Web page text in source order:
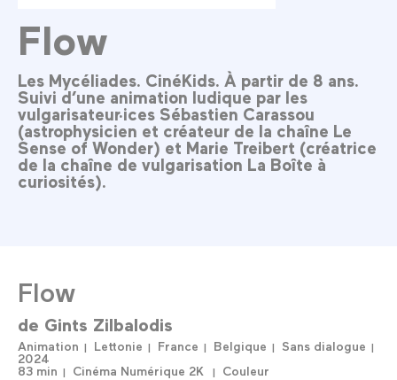
Flow
Les Mycéliades. CinéKids. À partir de 8 ans.
Suivi d’une animation ludique par les
vulgarisateur·ices Sébastien Carassou
(astrophysicien et créateur de la chaîne Le
Sense of Wonder) et Marie Treibert (créatrice
de la chaîne de vulgarisation La Boîte à
curiosités).
Flow
de Gints Zilbalodis
Animation Lettonie France Belgique
Sans dialogue
2024
83 min
Cinéma Numérique 2K
Couleur